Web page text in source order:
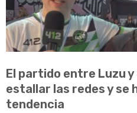
El partido entre Luzu y
estallar las redes y se
tendencia